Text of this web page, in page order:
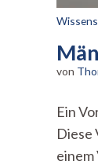
von
Ein
Diese